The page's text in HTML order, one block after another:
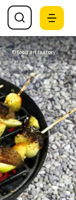
© food art factory